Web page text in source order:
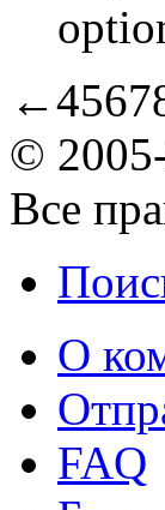
←4567
©
Все
О
FAQ